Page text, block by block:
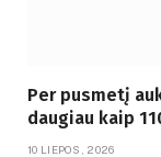
Per pusmetį
daugiau kaip
10 LIEPOS, 2026